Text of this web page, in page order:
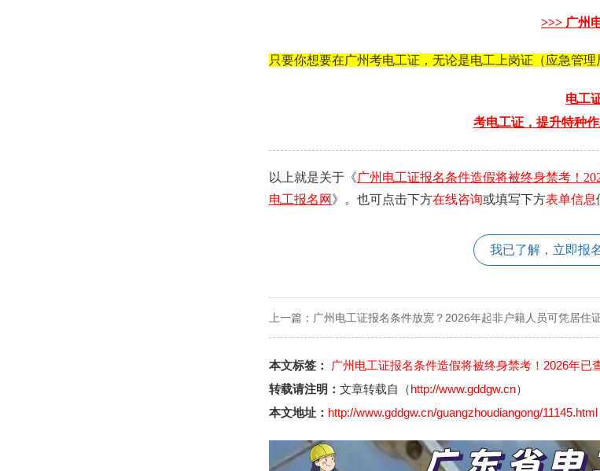
>>> 广州
只要你想要在广州考电工证，无论是电工上岗证（应急管
电工
考电工证，提升特种
以上就是关于《广州电工证报名条件造假将被终身禁考！
电工报名网 》。也可点击下方在线咨询或填写下方表单信息
我已了解，立即报
上一篇： 广州电工证报名条件放宽？2026年起非户籍人员可凭居住
本文标签：
广州电工证报名条件造假将被终身禁考！2026年已
转载请注明： 文章转载自（http://www.gddgw.cn）
本文地址： http://www.gddgw.cn/guangzhoudiangong/11145.html